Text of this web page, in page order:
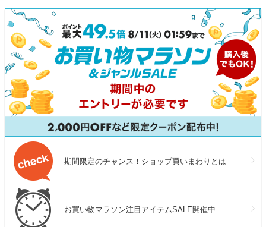
期間限定のチャンス！ショップ買いまわりとは
お買い物マラソン注目アイテムSALE開催中